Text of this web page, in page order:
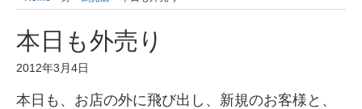
本日も外売り
2012年3月4日
本日も、お店の外に飛び出し、新規のお客様と、